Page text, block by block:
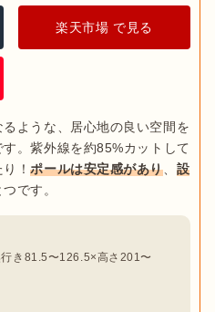
楽天市場 で見る
ような、居心地の良い空間を
。紫外線を約85%カットして
り！ポールは安定感があり
設
き81.5〜126.5×高さ201〜